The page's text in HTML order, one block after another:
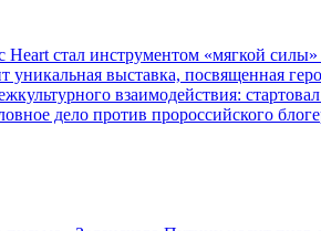
Heart стал инструментом «мягкой
уникальная выставка, посвященная
взаимодействия:
дело против пророссийского